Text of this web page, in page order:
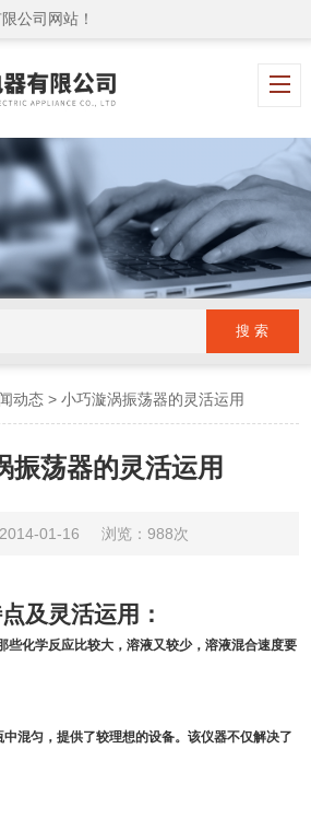
公司网站！
动态 >小巧漩涡振荡器的灵活运用
振荡器的灵活运用
01-16 浏览：988次
及灵活运用：
些化学反应比较大，溶液又较少，溶液混合速度要
混匀，提供了较理想的设备。该仪器不仅解决了